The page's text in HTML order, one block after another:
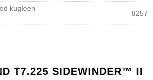
kugleen
8257
T7.225 SIDEWINDER™ II